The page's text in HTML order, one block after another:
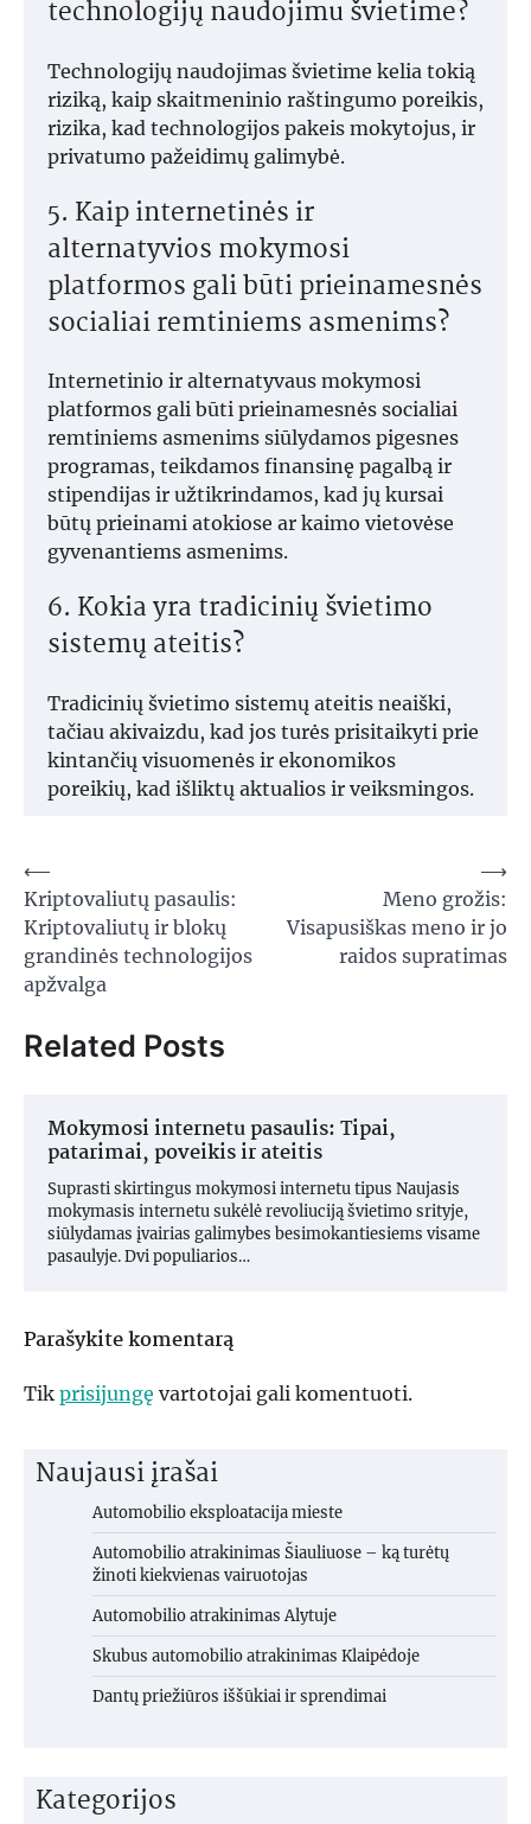
technologijų naudojimu švietime?
Technologijų naudojimas švietime kelia tokią
riziką, kaip skaitmeninio raštingumo poreikis,
rizika, kad technologijos pakeis mokytojus, ir
privatumo pažeidimų galimybė.
5. Kaip internetinės ir
alternatyvios mokymosi
platformos gali būti prieinamesnės
socialiai remtiniems asmenims?
Internetinio ir alternatyvaus mokymosi
platformos gali būti prieinamesnės socialiai
remtiniems asmenims siūlydamos pigesnes
programas, teikdamos finansinę pagalbą ir
stipendijas ir užtikrindamos, kad jų kursai
būtų prieinami atokiose ar kaimo vietovėse
gyvenantiems asmenims.
6. Kokia yra tradicinių švietimo
sistemų ateitis?
Tradicinių švietimo sistemų ateitis neaiški,
tačiau akivaizdu, kad jos turės prisitaikyti prie
kintančių visuomenės ir ekonomikos
poreikių, kad išliktų aktualios ir veiksmingos.
Navigacija
tarp
įrašų
⟵
Kriptovaliutų pasaulis:
Kriptovaliutų ir blokų
grandinės technologijos
apžvalga
Meno grožis:
Visapusiškas meno ir jo
raidos supratimas
⟶
Related Posts
Mokymosi internetu pasaulis: Tipai,
patarimai, poveikis ir ateitis
Suprasti skirtingus mokymosi internetu tipus Naujasis
mokymasis internetu sukėlė revoliuciją švietimo srityje,
siūlydamas įvairias galimybes besimokantiesiems visame
pasaulyje. Dvi populiarios…
Parašykite komentarą
Tik prisijungę vartotojai gali komentuoti.
Naujausi įrašai
Automobilio eksploatacija mieste
Automobilio atrakinimas Šiauliuose – ką turėtų
žinoti kiekvienas vairuotojas
Automobilio atrakinimas Alytuje
Skubus automobilio atrakinimas Klaipėdoje
Dantų priežiūros iššūkiai ir sprendimai
Kategorijos